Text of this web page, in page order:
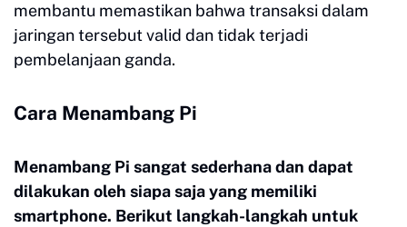
membantu memastikan bahwa transaksi dalam
jaringan tersebut valid dan tidak terjadi
pembelanjaan ganda.
Cara Menambang Pi
Menambang Pi sangat sederhana dan dapat
dilakukan oleh siapa saja yang memiliki
smartphone. Berikut langkah-langkah untuk